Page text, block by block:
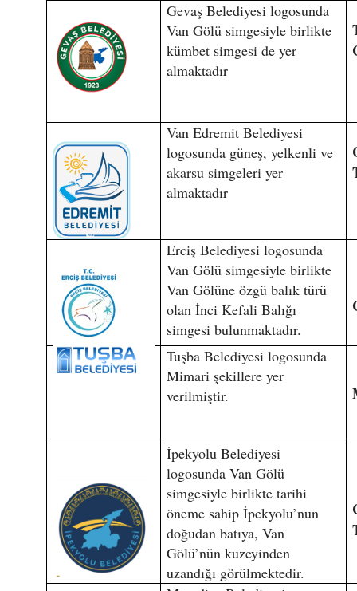
Gevaş Belediyesi logosunda
Van Gölü simgesiyle birlikte
kümbet simgesi de yer
almaktadır
Van Edremit Belediyesi
logosunda güneş, yelkenli ve
akarsu simgeleri yer
almaktadır
Erciş Belediyesi logosunda
Van Gölü simgesiyle birlikte
Van Gölüne özgü balık türü
olan İnci Kefali Balığı
simgesi bulunmaktadır.
Tuşba Belediyesi logosunda
Mimari şekillere yer
verilmiştir.
İpekyolu Belediyesi
logosunda Van Gölü
simgesiyle birlikte tarihi
öneme sahip İpekyolu’nun
doğudan batıya, Van
Gölü’nün kuzeyinden
uzandığı görülmektedir.